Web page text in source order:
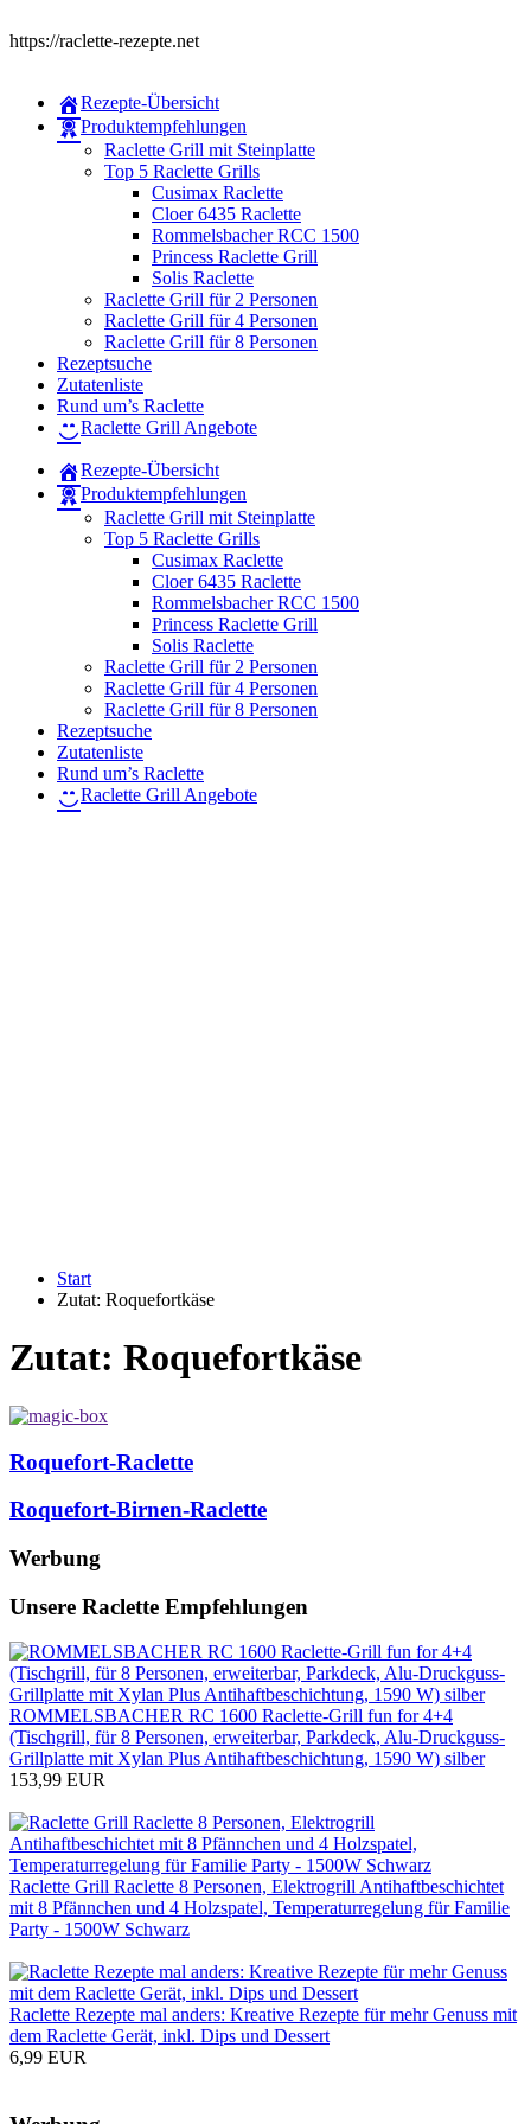
https://raclette-rezepte.net
Rezepte-Übersicht
Produktempfehlungen
Raclette Grill mit Steinplatte
Top 5 Raclette Grills
Cusimax Raclette
Cloer 6435 Raclette
Rommelsbacher RCC 1500
Princess Raclette Grill
Solis Raclette
Raclette Grill für 2 Personen
Raclette Grill für 4 Personen
Raclette Grill für 8 Personen
Rezeptsuche
Zutatenliste
Rund um’s Raclette
Raclette Grill Angebote
Rezepte-Übersicht
Produktempfehlungen
Raclette Grill mit Steinplatte
Top 5 Raclette Grills
Cusimax Raclette
Cloer 6435 Raclette
Rommelsbacher RCC 1500
Princess Raclette Grill
Solis Raclette
Raclette Grill für 2 Personen
Raclette Grill für 4 Personen
Raclette Grill für 8 Personen
Rezeptsuche
Zutatenliste
Rund um’s Raclette
Raclette Grill Angebote
Start
Zutat: Roquefortkäse
Zutat: Roquefortkäse
Roquefort-Raclette
Roquefort-Birnen-Raclette
Werbung
Unsere Raclette Empfehlungen
ROMMELSBACHER RC 1600 Raclette-Grill fun for 4+4
(Tischgrill, für 8 Personen, erweiterbar, Parkdeck, Alu-Druckguss-
Grillplatte mit Xylan Plus Antihaftbeschichtung, 1590 W) silber
153,99 EUR
Raclette Grill Raclette 8 Personen, Elektrogrill Antihaftbeschichtet
mit 8 Pfännchen und 4 Holzspatel, Temperaturregelung für Familie
Party - 1500W Schwarz
Raclette Rezepte mal anders: Kreative Rezepte für mehr Genuss mit
dem Raclette Gerät, inkl. Dips und Dessert
6,99 EUR